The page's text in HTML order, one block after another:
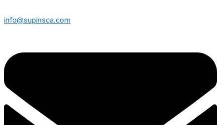
info@supinsca.com